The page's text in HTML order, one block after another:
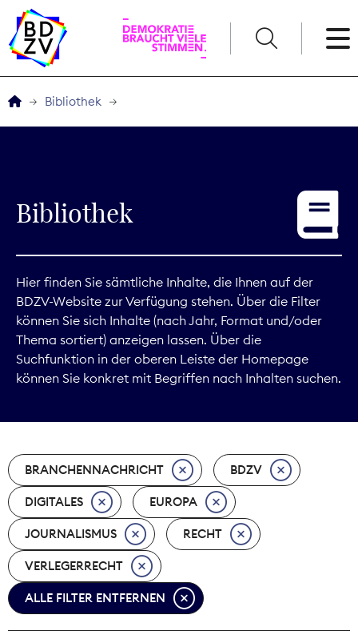
Service
Digitales
Kommunikation
Marktdaten
Nachhaltigkeit
Nachwuchs
Nova Award
Pressefreiheit
Print
Bibliothek
Bibliothek
Hier finden Sie sämtliche Inhalte, die Ihnen auf der
BDZV-Website zur Verfügung stehen. Über die Filter
können Sie sich Inhalte (nach Jahr, Format und/oder
Thema sortiert) anzeigen lassen. Über die
Suchfunktion in der oberen Leiste der Homepage
können Sie konkret mit Begriffen nach Inhalten suchen.
BRANCHENNACHRICHT BDZV
DIGITALES EUROPA
JOURNALISMUS RECHT
VERLEGERRECHT
ALLE FILTER ENTFERNEN